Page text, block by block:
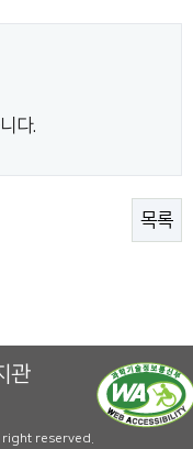
다.
목록
관
right reserved.